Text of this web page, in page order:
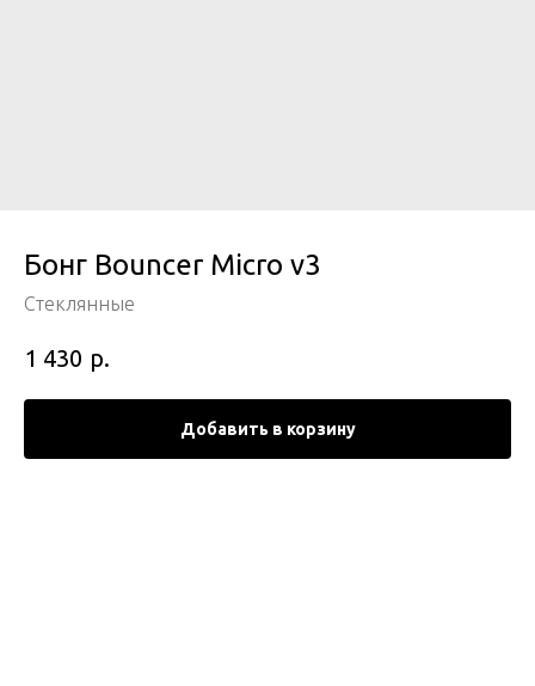
Бонг Bouncer Micro v3
Стеклянные
1 430 р.
Добавить в корзину